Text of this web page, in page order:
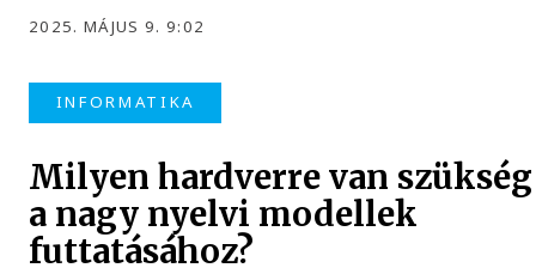
2025. MÁJUS 9. 9:02
INFORMATIKA
Milyen hardverre van szükség
a nagy nyelvi modellek
futtatásához?